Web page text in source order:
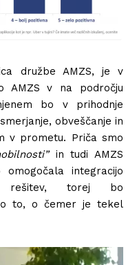
družbe AMZS, je v
AMZS v na področju
bo v prihodnje
obveščanje in
v prometu. Priča smo
in tudi AMZS
integracijo
rešitev, torej bo
to, o čemer je tekel